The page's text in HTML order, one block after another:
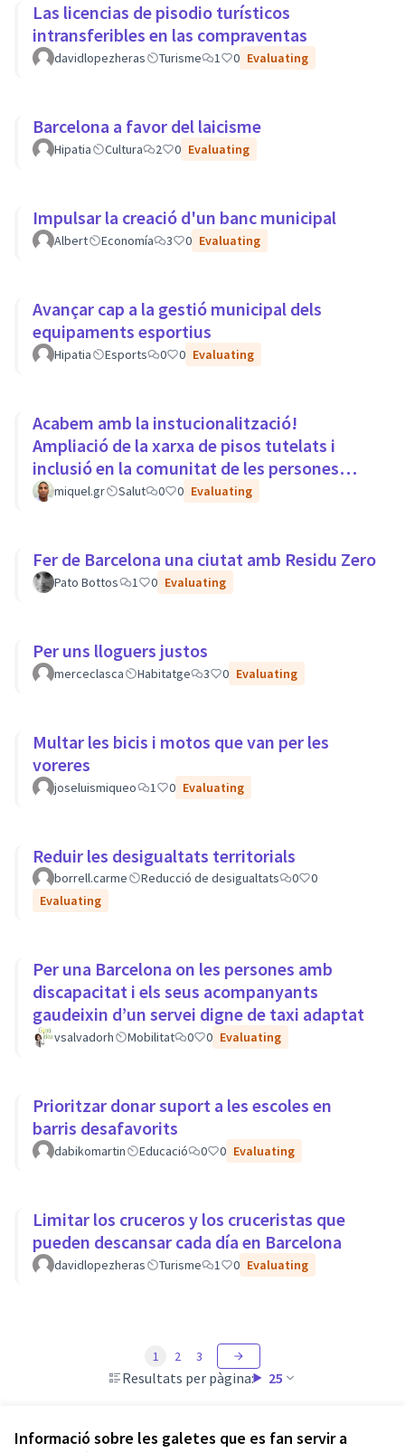
Informació sobre les galetes que es fan servir a
Las licencias de pisodio turísticos
intransferibles en las compraventas
davidlopezheras Turisme 1 0 Evaluating
Barcelona a favor del laicisme
Hipatia Cultura 2 0 Evaluating
Impulsar la creació d'un banc municipal
Albert Economía 3 0 Evaluating
Avançar cap a la gestió municipal dels
equipaments esportius
Hipatia Esports 0 0 Evaluating
Acabem amb la instucionalització!
Ampliació de la xarxa de pisos tutelats i
inclusió en la comunitat de les persones
amb trastorns mentals.
miquel.gr Salut 0 0 Evaluating
Fer de Barcelona una ciutat amb Residu Zero
Pato Bottos 1 0 Evaluating
Per uns lloguers justos
merceclasca Habitatge 3 0 Evaluating
Multar les bicis i motos que van per les
voreres
joseluismiqueo 1 0 Evaluating
Reduir les desigualtats territorials
borrell.carme Reducció de desigualtats 0
0
Evaluating
Per una Barcelona on les persones amb
discapacitat i els seus acompanyants
gaudeixin d’un servei digne de taxi adaptat
vsalvadorh Mobilitat 0 0 Evaluating
Prioritzar donar suport a les escoles en
barris desafavorits
dabikomartin Educació 0 0 Evaluating
Limitar los cruceros y los cruceristas que
pueden descansar cada día en Barcelona
davidlopezheras Turisme 1 0 Evaluating
Resultats per pàgina: 25
1 2 3